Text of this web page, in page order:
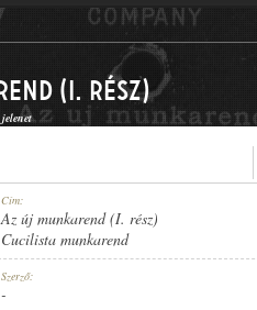
(I. rész)
jelenet
Cím:
Az új munkarend (I. rész)
Cucilista munkarend
Szerző:
-